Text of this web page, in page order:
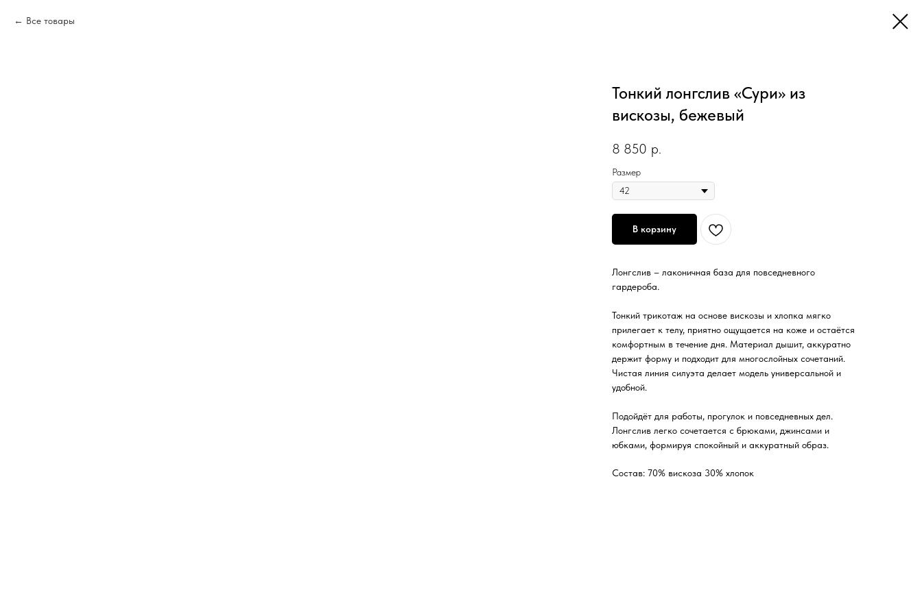
Все товары
Тонкий лонгслив «Сури» из
вискозы, бежевый
8 850 р.
Размер
В корзину
Лонгслив – лаконичная база для повседневного
гардероба.
Тонкий трикотаж на основе вискозы и хлопка мягко
прилегает к телу, приятно ощущается на коже и остаётся
комфортным в течение дня. Материал дышит, аккуратно
держит форму и подходит для многослойных сочетаний.
Чистая линия силуэта делает модель универсальной и
удобной.
Подойдёт для работы, прогулок и повседневных дел.
Лонгслив легко сочетается с брюками, джинсами и
юбками, формируя спокойный и аккуратный образ.
Состав: 70% вискоза 30% хлопок